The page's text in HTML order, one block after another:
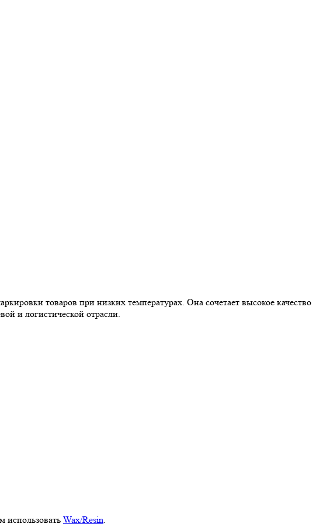
товаров при низких температурах. Она сочетает высокое качество
и логистической отрасли.
использовать Wax/Resin